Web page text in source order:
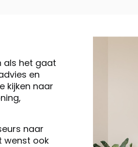
als het gaat
en
kijken naar
naar
wenst ook